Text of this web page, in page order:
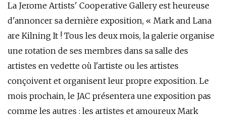
La Jerome Artists' Cooperative Gallery est heureuse
d'annoncer sa dernière exposition, « Mark and Lana
are Kilning It ! Tous les deux mois, la galerie organise
une rotation de ses membres dans sa salle des
artistes en vedette où l'artiste ou les artistes
conçoivent et organisent leur propre exposition. Le
mois prochain, le JAC présentera une exposition pas
comme les autres : les artistes et amoureux Mark